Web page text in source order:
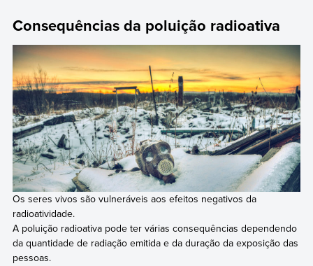
Consequências da poluição radioativa
Os seres vivos são vulneráveis aos efeitos negativos da
radioatividade.
A poluição radioativa pode ter várias consequências dependendo
da quantidade de radiação emitida e da duração da exposição das
pessoas.